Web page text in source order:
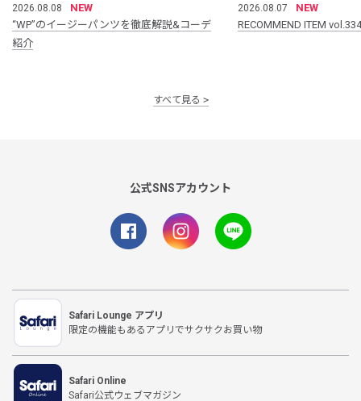
2026.08.08
NEW
“WP”のイージーパンツを徹底解説&コーデ
紹介
2026.08.07
NEW
RECOMMEND ITEM vol.334
すべて見る
公式SNSアカウント
Safari Lounge アプリ
限定の機能もあるアプリでサクサクお買い物
Safari Online
Safari公式ウェブマガジン